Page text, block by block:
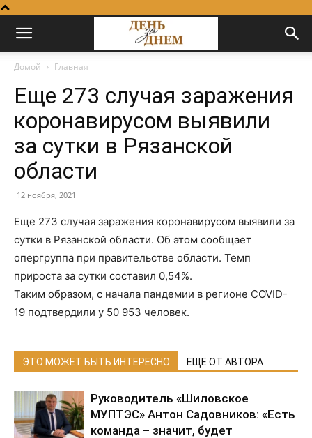
Домой Главная
Еще 273 случая заражения
коронавирусом выявили
за сутки в Рязанской
области
12 ноября, 2021
Еще 273 случая заражения коронавирусом выявили за
сутки в Рязанской области. Об этом сообщает
опергруппа при правительстве области. Темп
прироста за сутки составил 0,54%.
Таким образом, с начала пандемии в регионе COVID-
19 подтвердили у 50 953 человек.
ЭТО МОЖЕТ БЫТЬ ИНТЕРЕСНО ЕЩЕ ОТ АВТОРА
Руководитель «Шиловское
МУПТЭС» Антон Садовников: «Есть
команда – значит, будет